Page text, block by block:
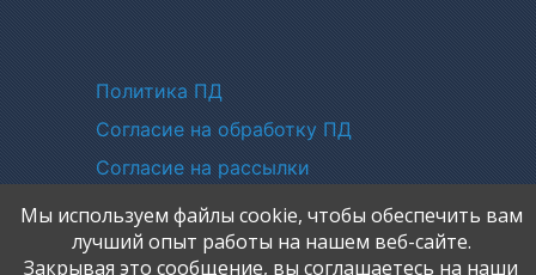
Политики
Политика ПД
Согласие на обработку ПД
Согласие на рассылки
Мы используем файлы cookie, чтобы обеспечить вам
лучший опыт работы на нашем веб-сайте.
Закрывая это сообщение, вы соглашаетесь на наши